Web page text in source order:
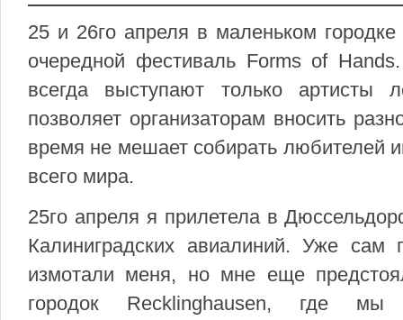
25 и 26го апреля в маленьком
очередной фестиваль Forms of
всегда выступают только артисты
позволяет организаторам вносить
время не мешает собирать любителей
всего мира.
25го апреля я прилетела в
Калиниградских авиалиний. Уже
измотали меня, но мне еще
городок Recklinghausen, где мы